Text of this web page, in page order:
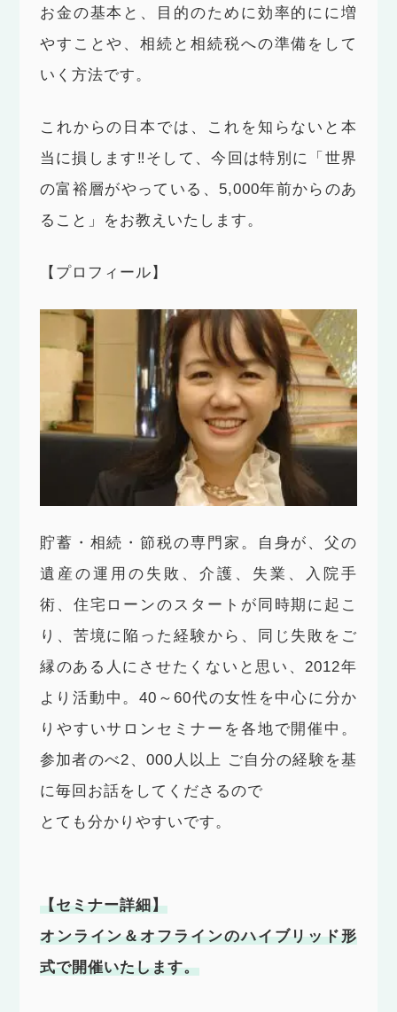
お金の基本と、目的のために効率的にに増
やすことや、相続と相続税への準備をして
いく方法です。
これからの日本では、これを知らないと本
当に損します‼︎そして、今回は特別に「世界
の富裕層がやっている、5,000年前からのあ
ること」をお教えいたします。
【プロフィール】
貯蓄・相続・節税の専門家。自身が、父の
遺産の運用の失敗、介護、失業、入院手
術、住宅ローンのスタートが同時期に起こ
り、苦境に陥った経験から、同じ失敗をご
縁のある人にさせたくないと思い、2012年
より活動中。40～60代の女性を中心に分か
りやすいサロンセミナーを各地で開催中。
参加者のべ2、000人以上 ご自分の経験を基
に毎回お話をしてくださるので
とても分かりやすいです。
【セミナー詳細】
オンライン＆オフラインのハイブリッド形
式で開催いたします。